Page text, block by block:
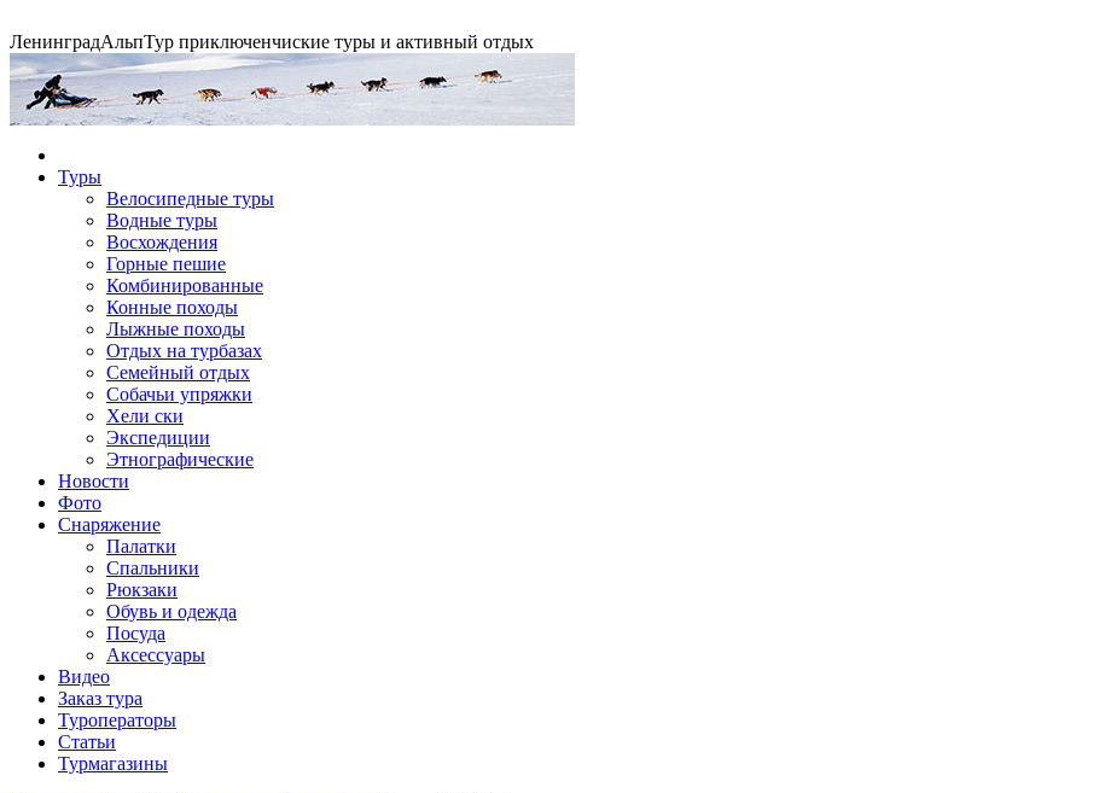
ЛенинградАльпТур приключенчиские туры и активный отдых
Горные экспедиции
Туры
Велосипедные туры
Водные туры
Восхождения
Горные пешие
Комбинированные
Конные походы
Лыжные походы
Отдых на турбазах
Семейный отдых
Собачьи упряжки
Хели ски
Экспедиции
Этнографические
Новости
Фото
Снаряжение
Палатки
Спальники
Рюкзаки
Обувь и одежда
Посуда
Аксессуары
Видео
Заказ тура
Туроператоры
Статьи
Турмагазины